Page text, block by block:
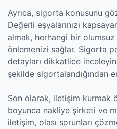
Ayrıca, sigorta konusunu
Değerli eşyalarınızı
almak, herhangi bir olumsuz
önlemenizi sağlar. Sigorta
detayları dikkatlice inceleyin
şekilde sigortalandığından
Son olarak, iletişim kurmak
boyunca nakliye şirketi ve
iletişim, olası sorunları